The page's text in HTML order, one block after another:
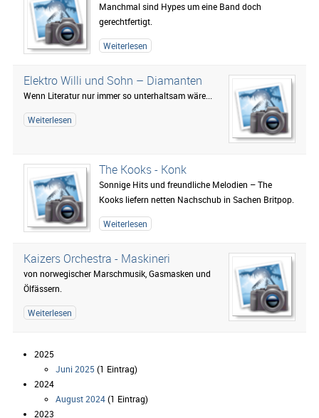
Manchmal sind Hypes um eine Band doch
gerechtfertigt.
Weiterlesen
Elektro Willi und Sohn – Diamanten
Wenn Literatur nur immer so unterhaltsam wäre...
Weiterlesen
The Kooks - Konk
Sonnige Hits und freundliche Melodien – The
Kooks liefern netten Nachschub in Sachen Britpop.
Weiterlesen
Kaizers Orchestra - Maskineri
von norwegischer Marschmusik, Gasmasken und
Ölfässern.
Weiterlesen
2025
Juni 2025 (1 Eintrag)
2024
August 2024(1 Eintrag)
2023